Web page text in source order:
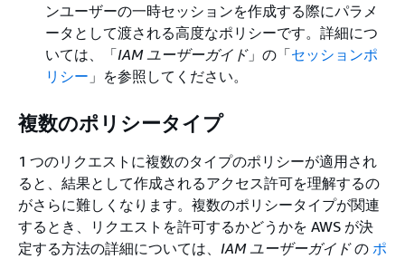
ンユーザーの一時セッションを作成する際にパラメ
ータとして渡される高度なポリシーです。詳細につ
いては、「IAM ユーザーガイド」の「セッションポ
リシー 」を参照してください。
複数のポリシータイプ
1 つのリクエストに複数のタイプのポリシーが適用され
ると、結果として作成されるアクセス許可を理解するの
がさらに難しくなります。複数のポリシータイプが関連
するとき、リクエストを許可するかどうかを AWS が決
定する方法の詳細については、 IAM ユーザーガイドの ポ